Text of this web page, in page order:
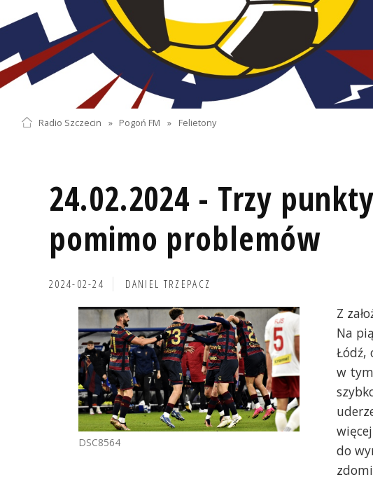
Radio Szczecin » Pogoń FM » Felietony
24.02.2024 - Trzy
pomimo problemów
2024-02-24 DANIEL TRZEPACZ
DSC8564
Z
Na
Łódź,
w
do